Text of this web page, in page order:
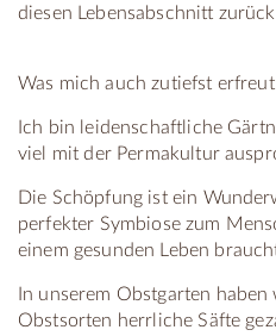
diesen Lebensabschnitt
Was mich auch zutiefst
Ich bin leidenschaftliche
viel mit der Permakultur
Die Schöpfung ist ein
perfekter Symbiose zum
einem gesunden Leben
In unserem Obstgarten
Obstsorten herrliche Säfte